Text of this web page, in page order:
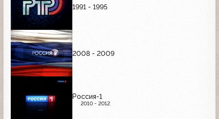
1991 - 1995
2008 - 2009
Россия-1
2010 - 2012